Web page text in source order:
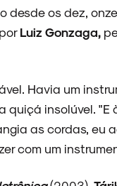
desde os dez,
Luiz Gonzaga,
Havia um
insolúvel. "E
as cordas, eu
com um